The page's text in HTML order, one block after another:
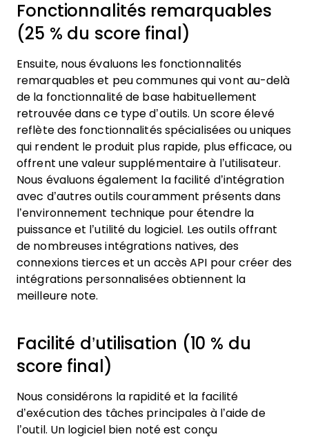
Fonctionnalités remarquables
(25 % du score final)
Ensuite, nous évaluons les fonctionnalités
remarquables et peu communes qui vont au-delà
de la fonctionnalité de base habituellement
retrouvée dans ce type d’outils. Un score élevé
reflète des fonctionnalités spécialisées ou uniques
qui rendent le produit plus rapide, plus efficace, ou
offrent une valeur supplémentaire à l’utilisateur.
Nous évaluons également la facilité d’intégration
avec d’autres outils couramment présents dans
l’environnement technique pour étendre la
puissance et l’utilité du logiciel. Les outils offrant
de nombreuses intégrations natives, des
connexions tierces et un accès API pour créer des
intégrations personnalisées obtiennent la
meilleure note.
Facilité d’utilisation (10 % du
score final)
Nous considérons la rapidité et la facilité
d’exécution des tâches principales à l’aide de
l’outil. Un logiciel bien noté est conçu